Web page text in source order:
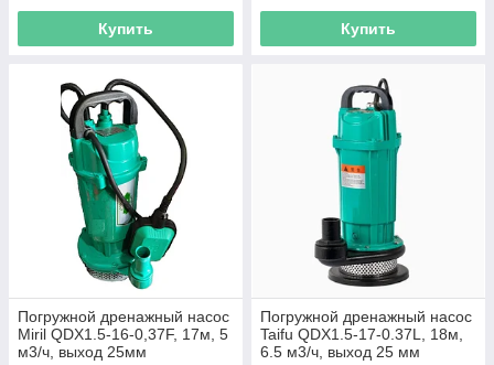
Купить Купить
Погружной дренажный насос
Miril QDX1.5-16-0,37F, 17м, 5
м3/ч, выход 25мм
Погружной дренажный насос
Taifu QDX1.5-17-0.37L, 18м,
6.5 м3/ч, выход 25 мм